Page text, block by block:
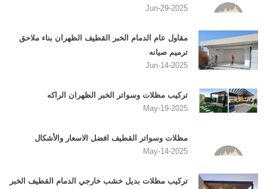
2025-Jun-29
مقاول عام الدمام الخبر القطيف الظهران بناء ملاحق
ترميم صيانه
2025-Jun-14
تركيب مظلات وسواتر الخبر الظهران الراكه
2025-May-19
مظلات وسواتر القطيف افضل الاسعار والأشكال
2025-May-14
تركيب مظلات بديل خشب خارجي الدمام القطيف الخبر